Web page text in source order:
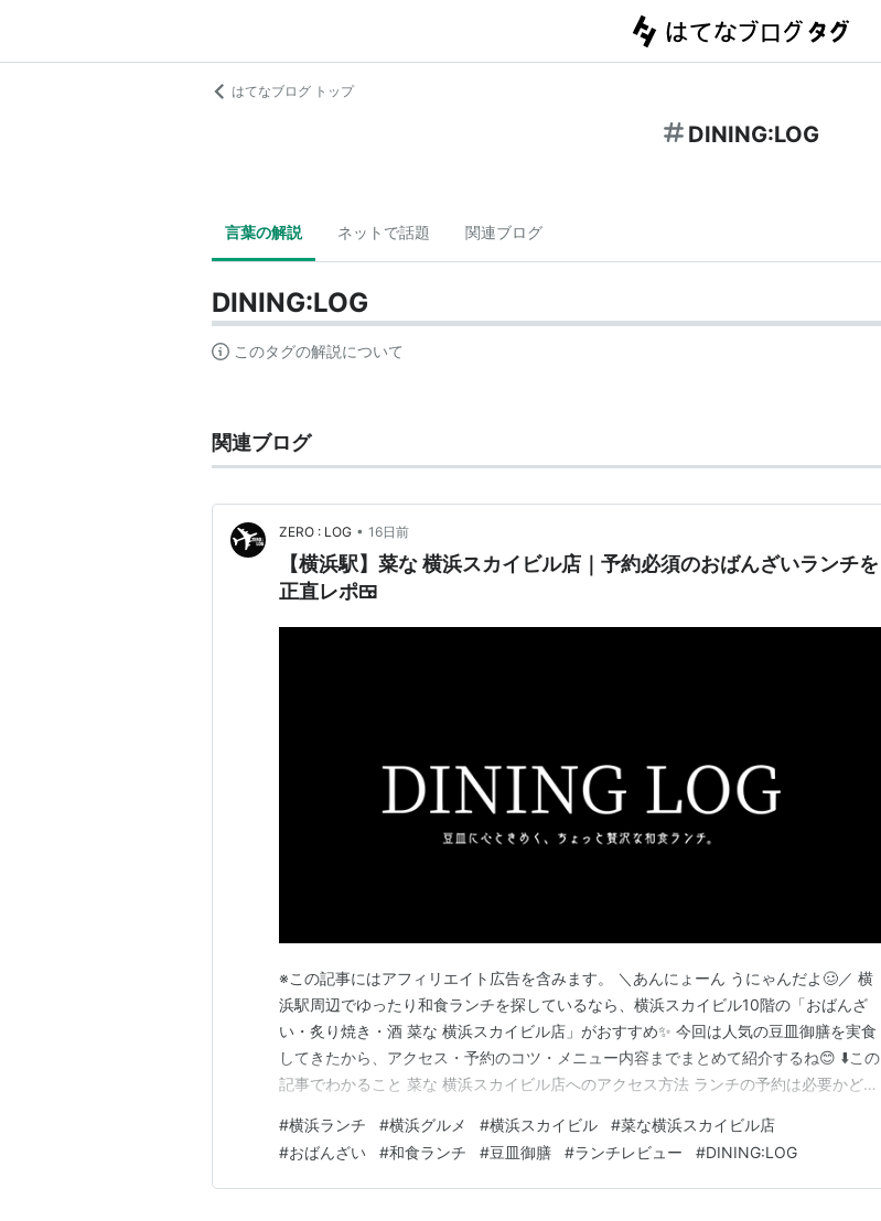
はてなブログ トップ
DINING:LOG
言葉の解説 ネットで話題 関連ブログ
DINING:LOG
このタグの解説について
関連ブログ
ZERO : LOG • 16日前
【横浜駅】菜な 横浜スカイビル店｜予約必須のおばんざいランチを
正直レポ🍱
※この記事にはアフィリエイト広告を含みます。 ＼あんにょーん うにゃんだよ🥴／ 横
浜駅周辺でゆったり和食ランチを探しているなら、横浜スカイビル10階の「おばんざ
い・炙り焼き・酒 菜な 横浜スカイビル店」がおすすめ✨ 今回は人気の豆皿御膳を実食
してきたから、アクセス・予約のコツ・メニュー内容までまとめて紹介するね😊 ⬇️この
記事でわかること 菜な 横浜スカイビル店へのアクセス方法 ランチの予約は必要かどう
階・そごう直結でわかりやすい 🕛 予約は必須級？｜11時半でもかなり混雑 🌿 店内の
雰囲気｜和モダンで落ち着いた…
#横浜ランチ #横浜グルメ #横浜スカイビル #菜な横浜スカイビル店
#おばんざい #和食ランチ #豆皿御膳 #ランチレビュー #DINING:LOG